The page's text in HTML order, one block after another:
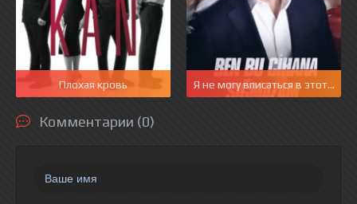
Плохая кровь Я не могу вписаться в этот мир
Комментарии (0)